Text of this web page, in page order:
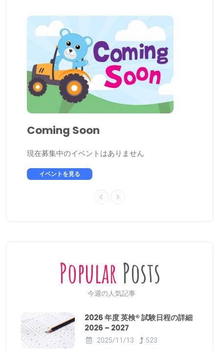
Coming Soon
現在募集中のイベントはありません
イベントを見る
Popular Posts
今週の人気記事
2026 年度 英検® 試験日程の詳細
2026 – 2027
2025/11/13 523